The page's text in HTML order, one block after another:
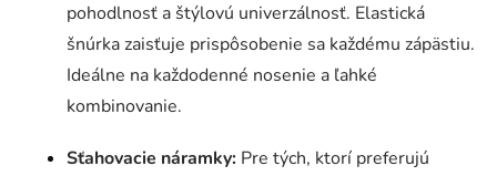
pohodlnosť a štýlovú univerzálnosť. Elastická
šnúrka zaisťuje prispôsobenie sa každému zápästiu.
Ideálne na každodenné nosenie a ľahké
kombinovanie.
Sťahovacie náramky: Pre tých, ktorí preferujú